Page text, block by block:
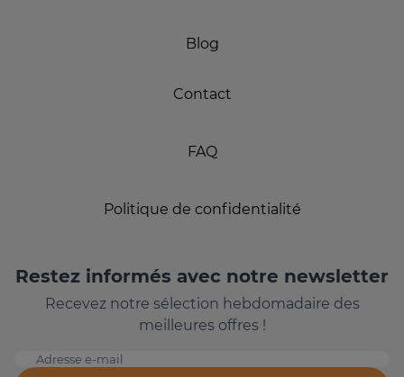
Blog
Contact
FAQ
Politique de confidentialité
Restez informés avec notre newsletter
Recevez notre sélection hebdomadaire des
meilleures offres !
Adresse e-mail